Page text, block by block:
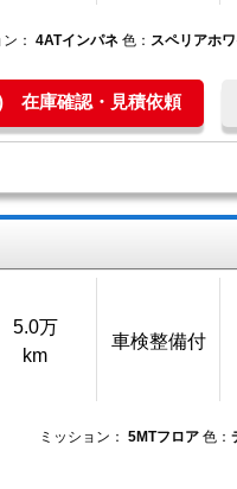
： 4ATインパネ 色： スペリアホ
在庫確認・見積依頼
5.0万
km
車検整備付
ミッション： 5MTフロア 色：